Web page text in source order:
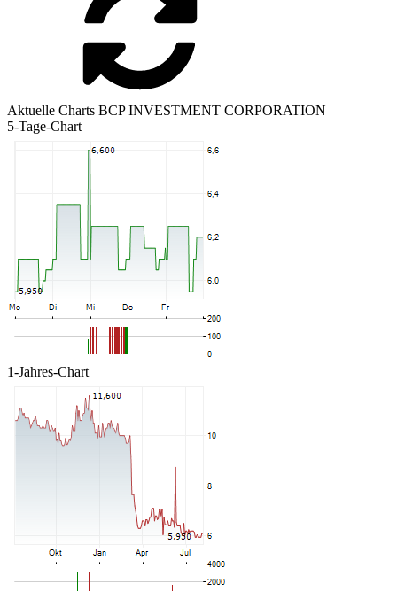
Aktuelle Charts BCP INVESTMENT CORPORATION
5-Tage-Chart
1-Jahres-Chart